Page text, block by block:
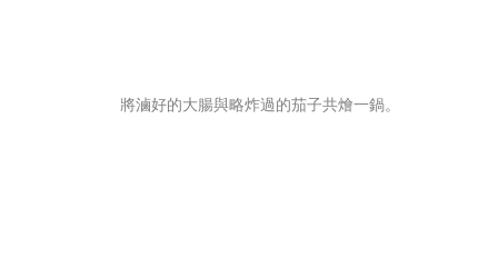
將滷好的大腸與略炸過的茄子共燴一鍋。